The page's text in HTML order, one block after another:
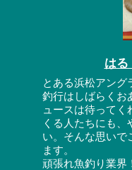
はる
とある浜松アング
釣行はしばらくお
ュースは待って
くる人たちにも
い。そんな思いで
ます。
頑張れ魚釣り業界